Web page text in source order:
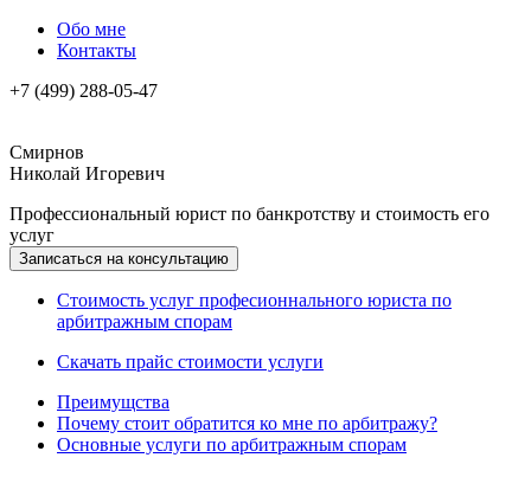
Обо мне
Контакты
+7 (499) 288-05-47
Смирнов
Николай Игоревич
Профессиональный юрист по банкротству и стоимость его
услуг
Записаться на консультацию
Стоимость услуг професионнального юриста по
арбитражным спорам
Скачать прайс стоимости услуги
Преимущства
Почему стоит обратится ко мне по арбитражу?
Основные услуги по арбитражным спорам